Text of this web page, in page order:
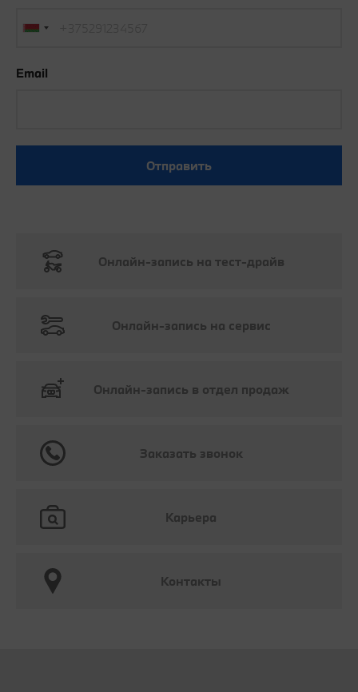
Email
Отправить
Онлайн-запись на тест-драйв
Онлайн-запись на сервис
Онлайн-запись в отдел продаж
Заказать звонок
Карьера
Контакты